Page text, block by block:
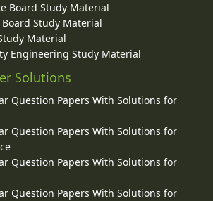
Board Study Material
Study Material
Material
Engineering Study Material
Solutions
Question Papers With Solutions for
Question Papers With Solutions for
Question Papers With Solutions for
Question Papers With Solutions for